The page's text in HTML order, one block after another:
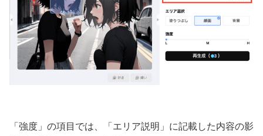
「強度」の項目では、「エリア説明」に記載した内容の影